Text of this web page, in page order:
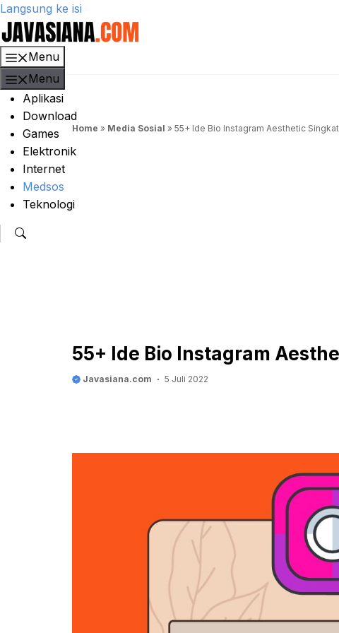
Langsung ke isi
Menu
Menu
Aplikasi
Download
Games
Elektronik
Internet
Medsos
Teknologi
Home » Media Sosial » 55+ Ide Bio Instagram Aesthetic
55+ Ide Bio Instagram
Javasiana.com 5 Juli 2022